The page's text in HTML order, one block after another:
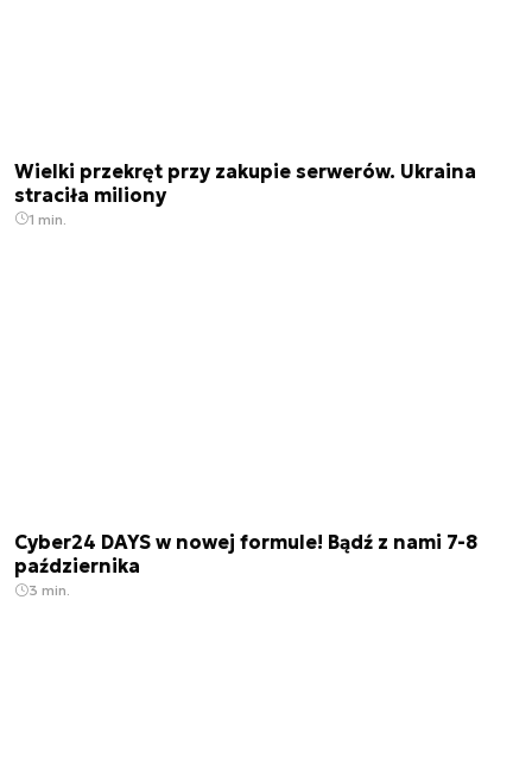
Wielki przekręt przy zakupie serwerów. Ukraina
straciła miliony
1 min.
Cyber24 DAYS w nowej formule! Bądź z nami 7-8
października
3 min.